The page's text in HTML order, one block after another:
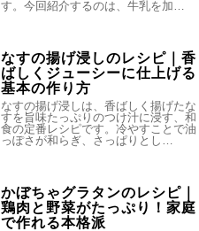
す。今回紹介するのは、牛乳を加…
なすの揚げ浸しのレシピ｜香
ばしくジューシーに仕上げる
基本の作り方
なすの揚げ浸しは、香ばしく揚げたな
すを旨味たっぷりのつけ汁に浸す、和
食の定番レシピです。冷やすことで油
っぽさが和らぎ、さっぱりとし…
かぼちゃグラタンのレシピ｜
鶏肉と野菜がたっぷり！家庭
で作れる本格派